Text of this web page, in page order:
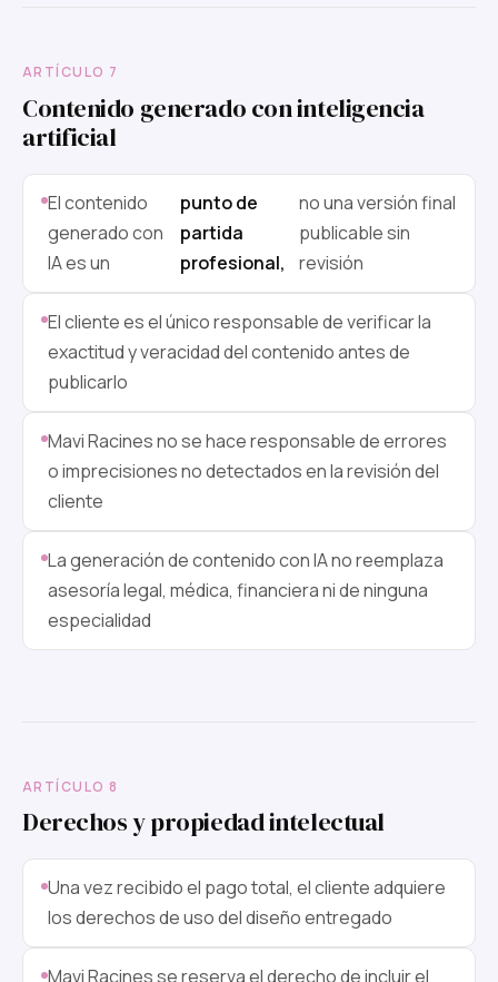
ARTÍCULO 7
Contenido generado con inteligencia
artificial
El contenido
generado con
IA es un
punto de
partida
profesional,
no una versión final
publicable sin
revisión
El cliente es el único responsable de verificar la
exactitud y veracidad del contenido antes de
publicarlo
Mavi Racines no se hace responsable de errores
o imprecisiones no detectados en la revisión del
cliente
La generación de contenido con IA no reemplaza
asesoría legal, médica, financiera ni de ninguna
especialidad
ARTÍCULO 8
Derechos y propiedad intelectual
Una vez recibido el pago total, el cliente adquiere
los derechos de uso del diseño entregado
Mavi Racines se reserva el derecho de incluir el